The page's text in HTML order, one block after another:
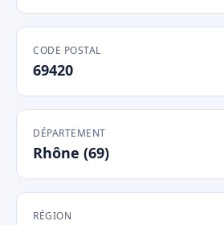
CODE POSTAL
69420
DÉPARTEMENT
Rhône (69)
RÉGION